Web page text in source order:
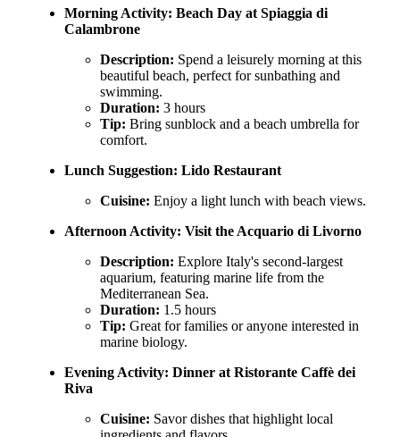
Morning Activity: Beach Day at Spiaggia di
Calambrone
Description: Spend a leisurely morning at this
beautiful beach, perfect for sunbathing and
swimming.
Duration: 3 hours
Tip: Bring sunblock and a beach umbrella for
comfort.
Lunch Suggestion: Lido Restaurant
Cuisine: Enjoy a light lunch with beach views.
Afternoon Activity: Visit the Acquario di Livorno
Description: Explore Italy's second-largest
aquarium, featuring marine life from the
Mediterranean Sea.
Duration: 1.5 hours
Tip: Great for families or anyone interested in
marine biology.
Evening Activity: Dinner at Ristorante Caffè dei
Riva
Cuisine: Savor dishes that highlight local